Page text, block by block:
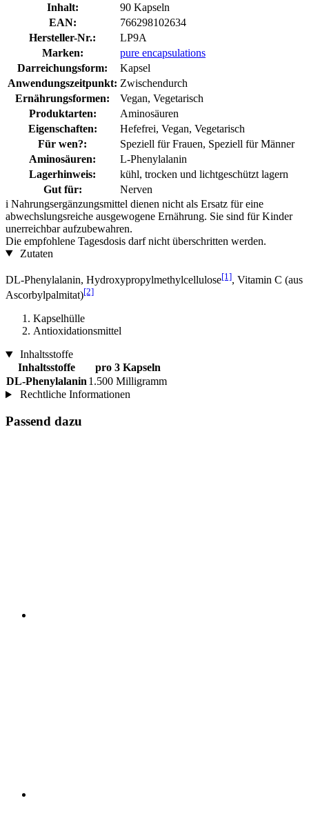
Inhalt:
90 Kapseln
EAN:
766298102634
Hersteller-Nr.:
LP9A
Marken:
pure encapsulations
Darreichungsform:
Kapsel
Anwendungszeitpunkt: Zwischendurch
Ernährungsformen:
Vegan, Vegetarisch
Produktarten:
Aminosäuren
Eigenschaften:
Hefefrei, Vegan, Vegetarisch
Für wen?:
Speziell für Frauen, Speziell für Männer
Aminosäuren:
L-Phenylalanin
Lagerhinweis:
kühl, trocken und lichtgeschützt lagern
Gut für:
Nerven
i Nahrungsergänzungsmittel dienen nicht als Ersatz für eine
abwechslungsreiche ausgewogene Ernährung. Sie sind für Kinder
unerreichbar aufzubewahren.
Die empfohlene Tagesdosis darf nicht überschritten werden.
Zutaten
DL-Phenylalanin, Hydroxypropylmethylcellulose[1], Vitamin C (aus
Ascorbylpalmitat)[2]
Kapselhülle
Antioxidationsmittel
Inhaltsstoffe
Inhaltsstoffe
pro 3 Kapseln
DL-Phenylalanin 1.500 Milligramm
Rechtliche Informationen
Passend dazu